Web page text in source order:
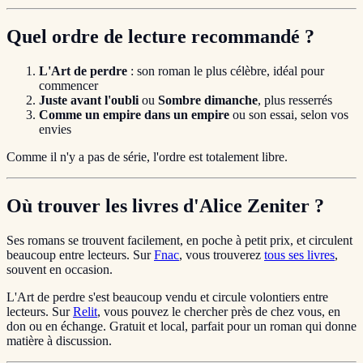
Quel ordre de lecture recommandé ?
L'Art de perdre : son roman le plus célèbre, idéal pour
commencer
Juste avant l'oubli ou Sombre dimanche, plus resserrés
Comme un empire dans un empire ou son essai, selon vos
envies
Comme il n'y a pas de série, l'ordre est totalement libre.
Où trouver les livres d'Alice Zeniter ?
Ses romans se trouvent facilement, en poche à petit prix, et circulent
beaucoup entre lecteurs. SurFnac, vous trouverez tous ses livres,
souvent en occasion.
L'Art de perdre s'est beaucoup vendu et circule volontiers entre
lecteurs. SurRelit, vous pouvez le chercher près de chez vous, en
don ou en échange. Gratuit et local, parfait pour un roman qui donne
matière à discussion.